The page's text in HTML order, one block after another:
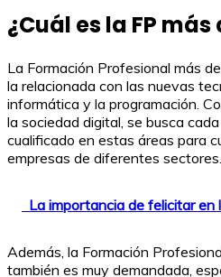
¿Cuál es la FP
La Formación Profesional más
la relacionada con las nuevas
informática y la programación.
la sociedad digital, se busca
cualificado en estas áreas para
empresas de diferentes sectores.
La importancia de felicitar en
Además, la Formación
también es muy demandada,